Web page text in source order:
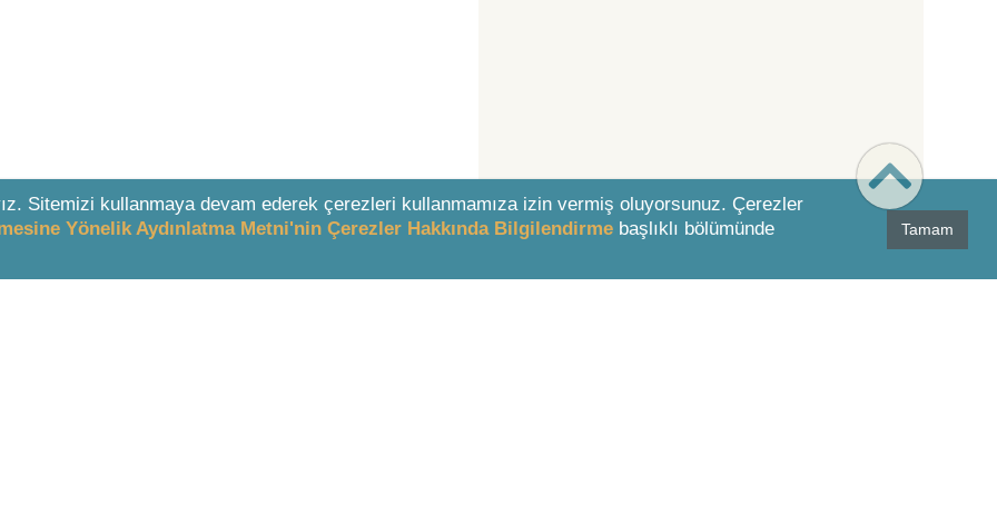
Sitemizi kullanmaya devam ederek çerezleri kullanmamıza izin vermiş oluyorsunuz. Çerezler
Yönelik Aydınlatma Metni'nin Çerezler Hakkında Bilgilendirme başlıklı bölümünde
Tamam